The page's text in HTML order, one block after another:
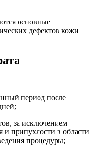
основные
дефектов кожи
период после
за исключением
и припухлости в области
процедуры;